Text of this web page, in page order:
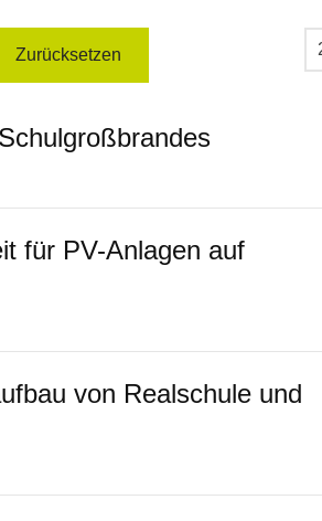
Zurücksetzen
für PV-Anlagen auf
von Realschule und